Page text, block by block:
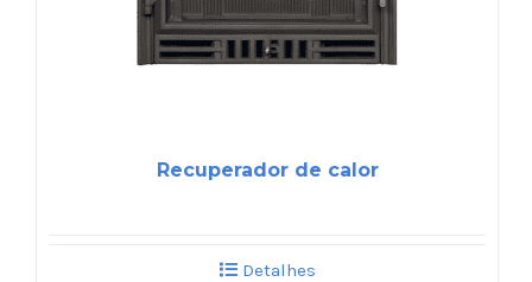
Recuperador de calor
Detalhes